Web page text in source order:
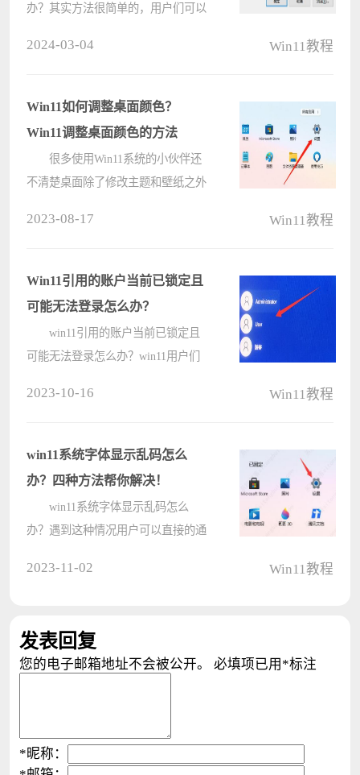
办？其实方法很简单的，用户们可以
面就让本站来为用户们来仔细的介绍
一下win1????
2024-03-04 Win11教程
Win11如何调整桌面颜色？
Win11调整桌面颜色的方法
很多使用Win11系统的小伙伴还
不清楚桌面除了修改主题和壁纸之外
Win11调整桌面颜色的方法
1????
2023-08-17 Win11教程
Win11引用的账户当前已锁定且
可能无法登录怎么办？
win11引用的账户当前已锁定且
可能无法登录怎么办？win11用户们
种情况要怎么办？下面就让本站来为
用户????
2023-10-16 Win11教程
win11系统字体显示乱码怎么
办？四种方法帮你解决！
win11系统字体显示乱码怎么
办？遇到这种情况用户可以直接的通
作。 ????
2023-11-02 Win11教程
发表回复
您的电子邮箱地址不会被公开。 必填项已用 *标注
*昵称：